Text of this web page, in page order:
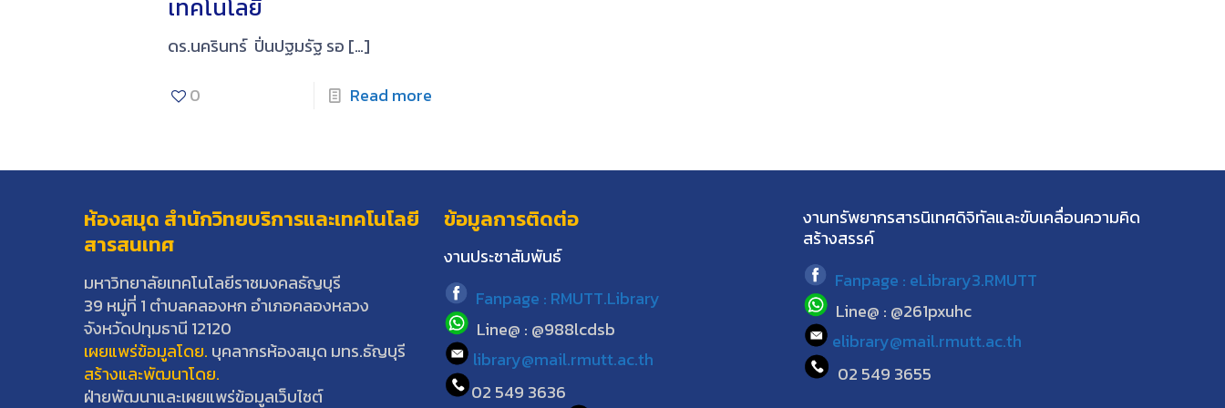
เทคโนโลยี
ดร.นครินทร์ ปิ่นปฐมรัฐ รอ […]
0
Read more
ห้องสมุด สำนักวิทยบริการและเทคโนโลยี
สารสนเทศ
มหาวิทยาลัยเทคโนโลยีราชมงคลธัญบุรี
39 หมู่ที่ 1 ตำบลคลองหก อำเภอคลองหลวง
จังหวัดปทุมธานี 12120
เผยแพร่ข้อมูลโดย. บุคลากรห้องสมุด มทร.ธัญบุรี
สร้างและพัฒนาโดย.
ฝ่ายพัฒนาและเผยแพร่ข้อมูลเว็บไซต์
ข้อมูลการติดต่อ
งานประชาสัมพันธ์
Fanpage : RMUTT.Library
Line@ : @988lcdsb
library@mail.rmutt.ac.th
02 549 3636
งานทรัพยากรสารนิเทศดิจิทัลและขับเคลื่อนความคิด
สร้างสรรค์
Fanpage : eLibrary3.RMUTT
Line@ : @261pxuhc
elibrary@mail.rmutt.ac.th
02 549 3655